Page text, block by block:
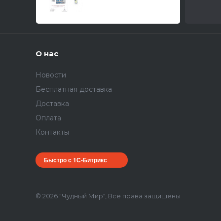
О нас
Новости
Бесплатная доставка
Доставка
Оплата
Контакты
Быстро с 1С-Битрикс
© 2026 "Чудный Мир", Все права защищены